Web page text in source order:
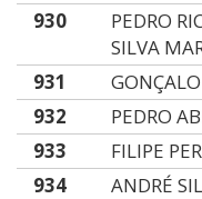
930
PEDRO
SILVA
931
932
PEDRO
933
FILIPE
934
ANDRÉ